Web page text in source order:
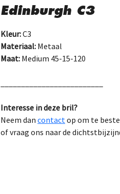
Edinburgh C3
Kleur: C3
Materiaal: Metaal
Maat: Medium 45-15-120
Interesse in deze bril?
Neem dan contact op om te
of vraag ons naar de